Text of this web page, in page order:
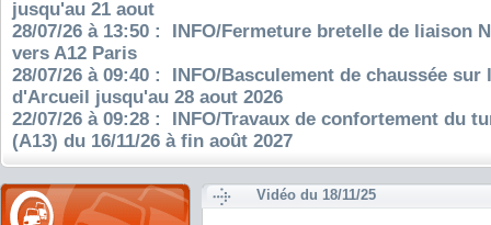
jusqu'au 21 aout
28/07/26 à 13:50 : INFO/Fermeture bretelle de liaison
vers A12 Paris
28/07/26 à 09:40 : INFO/Basculement de chaussée sur
d'Arcueil jusqu'au 28 aout 2026
22/07/26 à 09:28 : INFO/Travaux de confortement du
(A13) du 16/11/26 à fin août 2027
Vidéo du 18/11/25